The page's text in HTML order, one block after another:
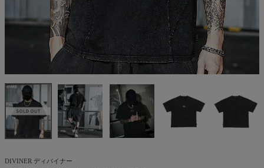
DIVINER ディバイナー